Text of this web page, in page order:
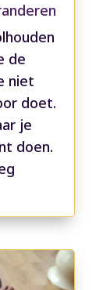
de
niet
doet.
je
doen.